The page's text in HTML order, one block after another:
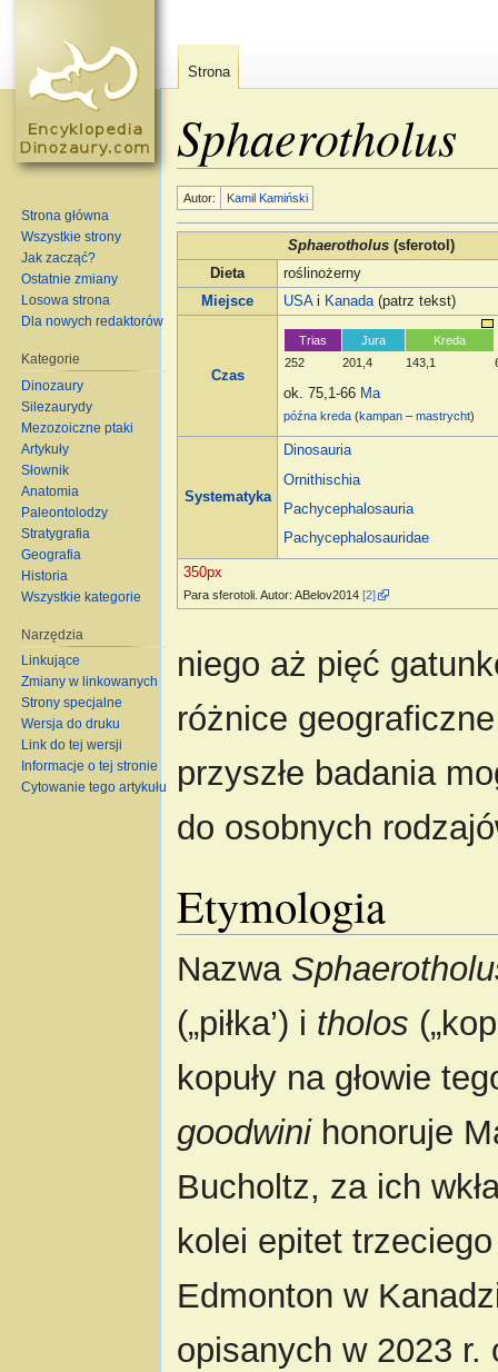
Sphaerotholus
Autor: Kamil Kamiński
Sphaerotholus (sferotol)
Dieta
roślinożerny
Miejsce
USAi Kanada(patrz tekst)
Czas
Trias
252
Jura
201,4
Kreda
143,1
ok. 75,1-66 Ma
późna kreda (kampan –mastrycht)
Systematyka
Dinosauria
Ornithischia
Pachycephalosauria
Pachycephalosauridae
350px
Para sferotoli. Autor: ABelov2014 [2]
niego aż pięć
różnice
przyszłe badania
do osobnych
Etymologia
Nazwa
(„piłka’) i tholos
kopuły na głowie
goodwinihonoruje
Bucholtz, za ich
kolei epitet
Edmonton w
opisanych w 2023
Strona
Strona główna
Wszystkie strony
Jak zacząć?
Ostatnie zmiany
Losowa strona
Dla nowych redaktorów
Kategorie
Dinozaury
Silezaurydy
Mezozoiczne ptaki
Artykuły
Słownik
Anatomia
Paleontolodzy
Stratygrafia
Geografia
Historia
Wszystkie kategorie
Narzędzia
Linkujące
Zmiany w linkowanych
Strony specjalne
Wersja do druku
Link do tej wersji
Informacje o tej stronie
Cytowanie tego artykułu